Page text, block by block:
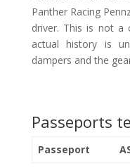
Panther Racing
driver. This is not a
actual history is
dampers and the
Passeports
Passeport